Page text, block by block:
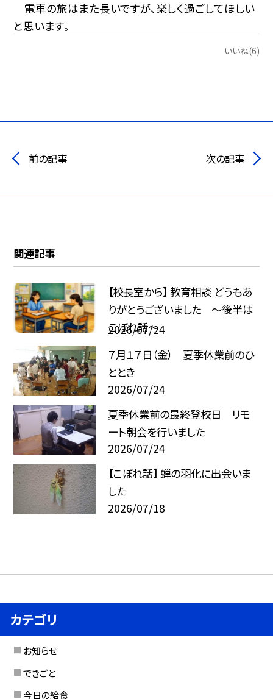
電車の旅はまた長いですが、楽しく過ごしてほしい
と思います。
いいね(6)
前の記事 次の記事
関連記事
【校長室から】 教育相談 どうもあ
りがとうございました ～後半は
こぼれ話～
2026/07/24
７月１７日（金） 夏季休業前のひ
ととき
2026/07/24
夏季休業前の最終登校日 リモ
ート朝会を行いました
2026/07/24
【こぼれ話】 蝉の羽化に出会いま
した
2026/07/18
カテゴリ
お知らせ
できごと
今日の給食